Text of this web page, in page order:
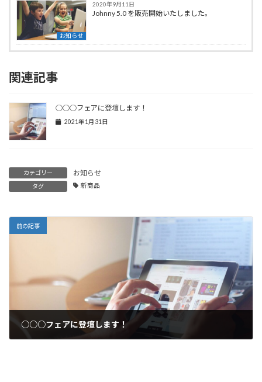
お知らせ
2020年9月11日
Johnny 5.0 を販売開始いたしました。
関連記事
○○○フェアに登壇します！
2021年1月31日
カテゴリー お知らせ
タグ 新商品
前の記事
○○○フェアに登壇します！